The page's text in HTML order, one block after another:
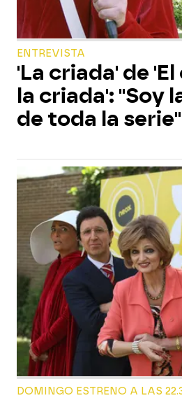
ENTREVISTA
'La criada' de
la criada': "Soy
de toda la serie"
DOMINGO ESTRENO A LAS